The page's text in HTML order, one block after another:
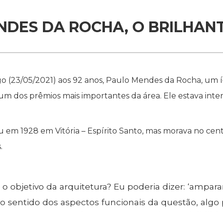
DA ROCHA, O
(23/05/2021) aos 92 anos, Paulo Mendes da Rocha,
dos prêmios mais importantes da área. Ele estava
em 1928 em Vitória – Espírito Santo, mas morava no
objetivo da arquitetura? Eu poderia dizer:
sentido dos aspectos funcionais da questão,